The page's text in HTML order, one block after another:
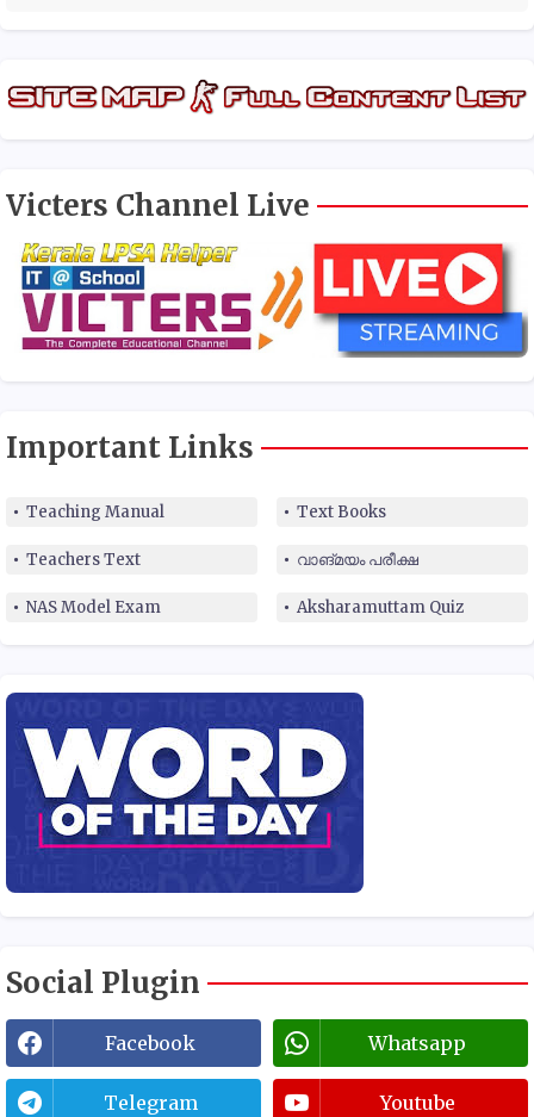
Victers Channel Live
Important Links
Teaching Manual Text Books
Teachers Text വാങ്മയം പരീക്ഷ
NAS Model Exam Aksharamuttam Quiz
Social Plugin
Facebook Whatsapp
Telegram Youtube